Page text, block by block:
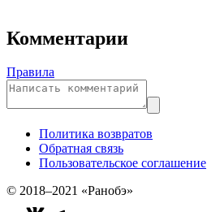
Комментарии
Правила
Политика возвратов
Обратная связь
Пользовательское соглашение
© 2018–2021 «Ранобэ»